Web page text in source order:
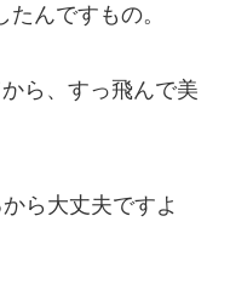
んですもの。
ら、すっ飛んで美
ら大丈夫ですよ